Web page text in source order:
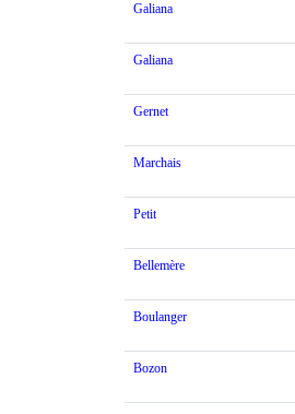
Galiana
Galiana
Gernet
Marchais
Petit
Bellemère
Boulanger
Bozon